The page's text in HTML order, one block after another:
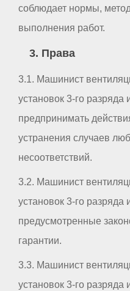
соблюдает нормы,
выполнения работ.
3. Права
3.1. Машинист
установок 3-го разряда
предпринимать
устранения случаев
несоответствий.
3.2. Машинист
установок 3-го разряда
предусмотренные
гарантии.
3.3. Машинист
установок 3-го разряда